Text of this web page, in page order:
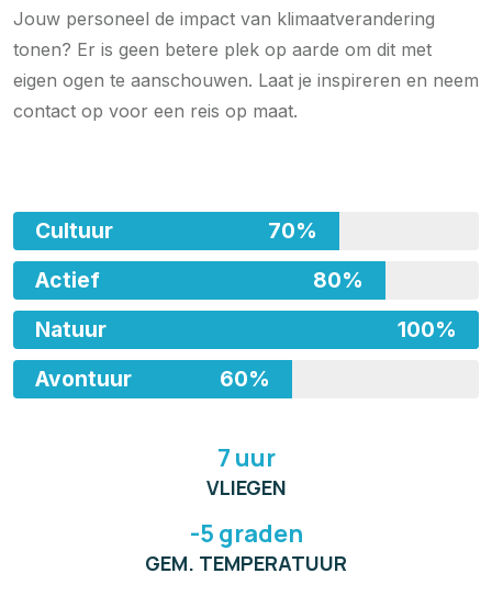
Jouw personeel de impact van klimaatverandering
tonen? Er is geen betere plek op aarde om dit met
eigen ogen te aanschouwen. Laat je inspireren en neem
contact op voor een reis op maat.
Cultuur
70%
Actief
80%
Natuur
100%
Avontuur
60%
7 uur
VLIEGEN
-5 graden
GEM. TEMPERATUUR